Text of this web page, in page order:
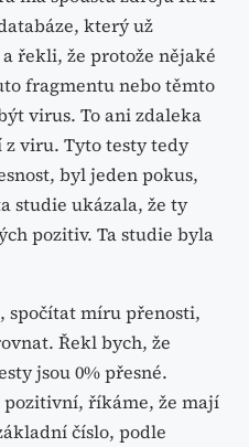
který už
řekli, že protože nějaké
fragmentu nebo těmto
virus. To ani zdaleka
z viru. Tyto testy tedy
byl jeden pokus,
studie ukázala, že ty
pozitiv. Ta studie byla
spočítat míru přenosti,
Řekl bych, že
jsou 0% přesné.
pozitivní, říkáme, že mají
číslo, podle